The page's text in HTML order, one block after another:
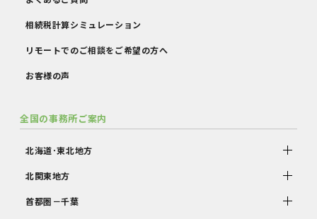
相続税計算シミュレーション
リモートでのご相談をご希望の方へ
お客様の声
全国の事務所ご案内
北海道･東北地方
北関東地方
首都圏－千葉